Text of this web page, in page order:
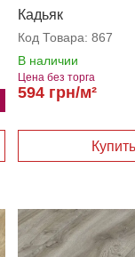
Кадьяк
Код Товара: 867
В наличии
Цена без торга
594 грн/м²